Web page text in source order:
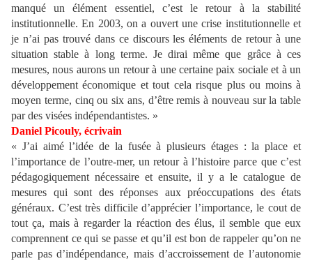
manqué un élément essentiel, c’est le retour à la stabilité
institutionnelle. En 2003, on a ouvert une crise institutionnelle et
je n’ai pas trouvé dans ce discours les éléments de retour à une
situation stable à long terme. Je dirai même que grâce à ces
mesures, nous aurons un retour à une certaine paix sociale et à un
développement économique et tout cela risque plus ou moins à
moyen terme, cinq ou six ans, d’être remis à nouveau sur la table
par des visées indépendantistes. »
Daniel Picouly, écrivain
« J’ai aimé l’idée de la fusée à plusieurs étages : la place et
l’importance de l’outre-mer, un retour à l’histoire parce que c’est
pédagogiquement nécessaire et ensuite, il y a le catalogue de
mesures qui sont des réponses aux préoccupations des états
généraux. C’est très difficile d’apprécier l’importance, le cout de
tout ça, mais à regarder la réaction des élus, il semble que eux
comprennent ce qui se passe et qu’il est bon de rappeler qu’on ne
parle pas d’indépendance, mais d’accroissement de l’autonomie